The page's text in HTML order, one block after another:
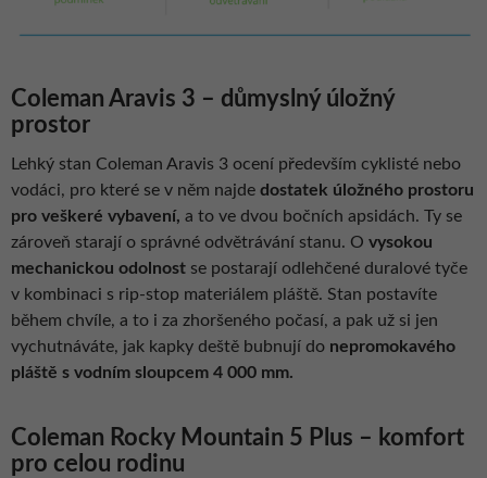
Coleman Aravis 3 – důmyslný úložný
prostor
Lehký stan Coleman Aravis 3 ocení především cyklisté nebo
vodáci, pro které se v něm najde dostatek úložného prostoru
pro veškeré vybavení, a to ve dvou bočních apsidách. Ty se
zároveň starají o správné odvětrávání stanu. O vysokou
mechanickou odolnost se postarají odlehčené duralové tyče
v kombinaci s rip-stop materiálem pláště. Stan postavíte
během chvíle, a to i za zhoršeného počasí, a pak už si jen
vychutnáváte, jak kapky deště bubnují do nepromokavého
pláště s vodním sloupcem 4 000 mm.
Coleman Rocky Mountain 5 Plus – komfort
pro celou rodinu